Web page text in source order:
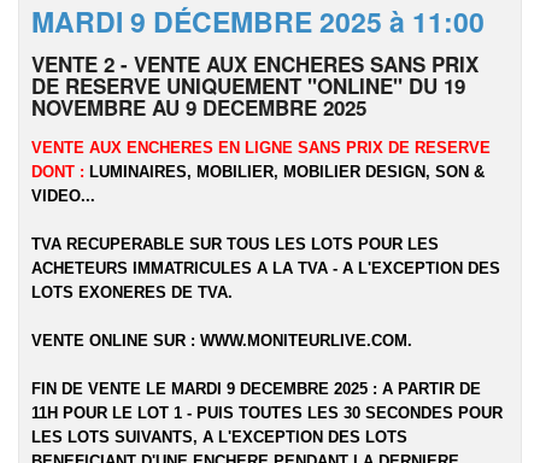
MARDI 9 DÉCEMBRE 2025 à 11:00
VENTE 2 - VENTE AUX ENCHERES SANS PRIX
DE RESERVE UNIQUEMENT "ONLINE" DU 19
NOVEMBRE AU 9 DECEMBRE 2025
VENTE AUX ENCHERES EN LIGNE SANS PRIX DE RESERVE
DONT : LUMINAIRES, MOBILIER, MOBILIER DESIGN, SON &
VIDEO...
TVA RECUPERABLE SUR TOUS LES LOTS POUR LES
ACHETEURS IMMATRICULES A LA TVA - A L'EXCEPTION DES
LOTS EXONERES DE TVA.
VENTE ONLINE SUR : WWW.MONITEURLIVE.COM.
FIN DE VENTE LE MARDI 9 DECEMBRE 2025 : A PARTIR DE
11H POUR LE LOT 1 - PUIS TOUTES LES 30 SECONDES POUR
LES LOTS SUIVANTS, A L'EXCEPTION DES LOTS